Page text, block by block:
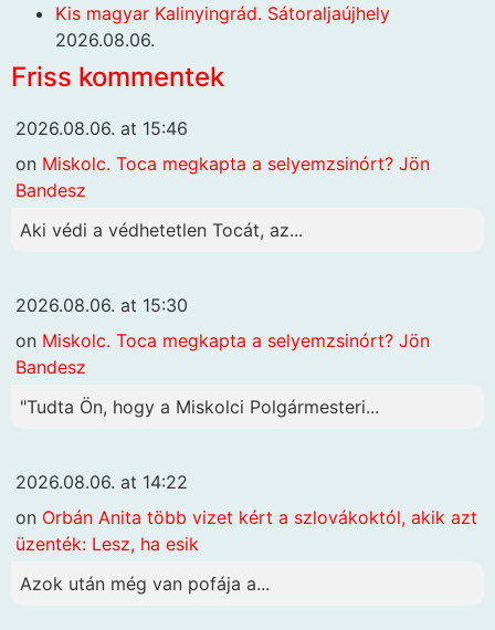
Kis magyar Kalinyingrád. Sátoraljaújhely
2026.08.06.
Friss kommentek
2026.08.06. at 15:46
on Miskolc. Toca megkapta a selyemzsinórt? Jön
Bandesz
Aki védi a védhetetlen Tocát, az...
2026.08.06. at 15:30
on Miskolc. Toca megkapta a selyemzsinórt? Jön
Bandesz
"Tudta Ön, hogy a Miskolci Polgármesteri...
2026.08.06. at 14:22
on Orbán Anita több vizet kért a szlovákoktól, akik azt
üzenték: Lesz, ha esik
Azok után még van pofája a...